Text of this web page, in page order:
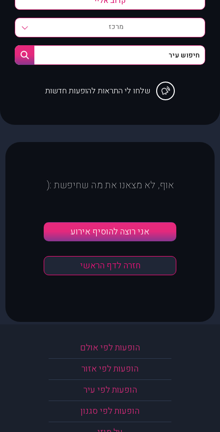
מרכז
שלחו לי התראות להופעות חדשות
אוף, לא מצאנו את מה שחיפשת :(
אני רוצה להוסיף אירוע
חזרה לדף הראשי
הופעות לפי אולם
הופעות לפי אזור
הופעות לפי עיר
הופעות לפי סגנון